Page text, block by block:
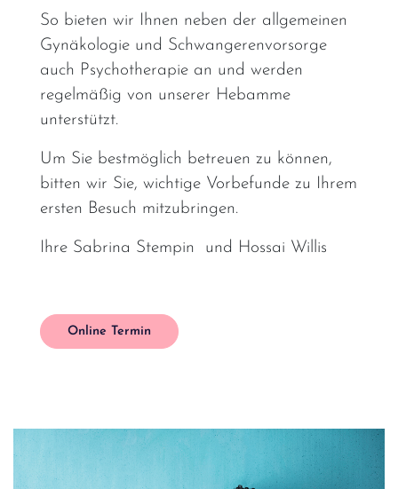
So bieten wir Ihnen neben der allgemeinen
Gynäkologie und Schwangerenvorsorge
auch Psychotherapie an und werden
regelmäßig von unserer Hebamme
unterstützt.
Um Sie bestmöglich betreuen zu können,
bitten wir Sie, wichtige Vorbefunde zu Ihrem
ersten Besuch mitzubringen.
Ihre Sabrina Stempin und Hossai Willis
Online Termin